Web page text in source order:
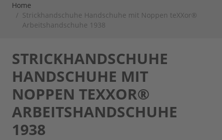
Home
/ Strickhandschuhe Handschuhe mit Noppen teXXor®
Arbeitshandschuhe 1938
STRICKHANDSCHUHE
HANDSCHUHE MIT
NOPPEN TEXXOR®
ARBEITSHANDSCHUHE
1938